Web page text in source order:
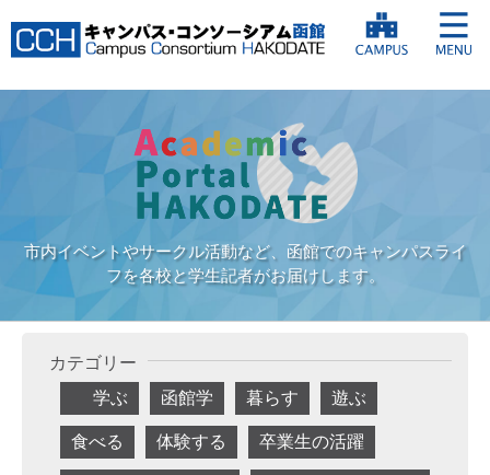
市内イベントやサークル活動など、函館でのキャンパスライ
フを各校と学生記者がお届けします。
カテゴリー
学ぶ
函館学 暮らす 遊ぶ
食べる 体験する 卒業生の活躍